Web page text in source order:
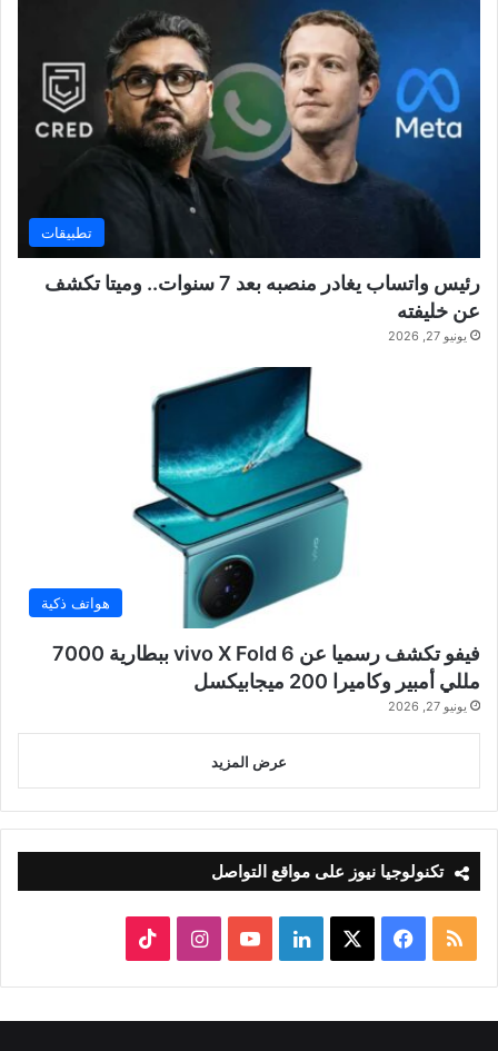
تطبيقات
رئيس واتساب يغادر منصبه بعد 7 سنوات.. وميتا تكشف
عن خليفته
يونيو 27, 2026
هواتف ذكية
فيفو تكشف رسميا عن vivo X Fold 6 ببطارية 7000
مللي أمبير وكاميرا 200 ميجابيكسل
يونيو 27, 2026
عرض المزيد
تكنولوجيا نيوز على مواقع التواصل
ملخص
الموقع
RSS
فيسبوك لينكدإن‫YouTubeانستقرام